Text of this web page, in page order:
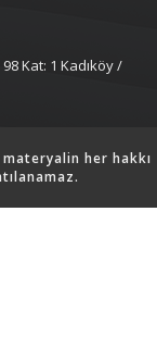
Kat: 1 Kadıköy /
her hakkı